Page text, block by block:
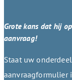
Grote kans dat hij
aanvraag!
Staat uw
aanvraagformulier